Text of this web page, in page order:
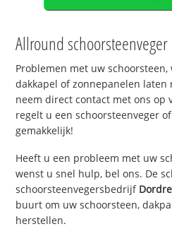
Allround schoorsteenveger
Problemen met uw
dakkapel of zonnepanelen laten
neem direct contact met ons op
regelt u een schoorsteenveger
gemakkelijk!
Heeft u een probleem met uw
wenst u snel hulp, bel ons. De
schoorsteenvegersbedrijf
buurt om uw schoorsteen,
herstellen.